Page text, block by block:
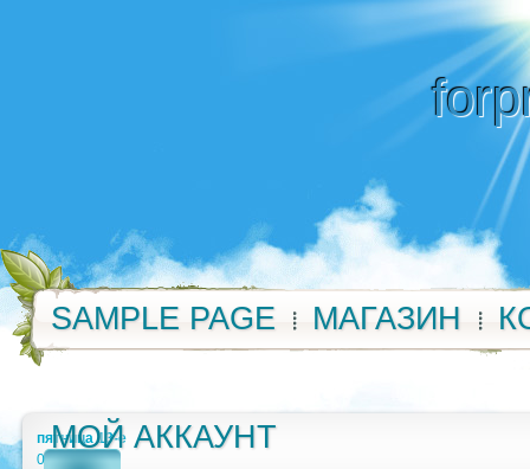
SAMPLE PAGE МАГАЗИН
МОЙ АККАУНТ
пятница 13-е
0